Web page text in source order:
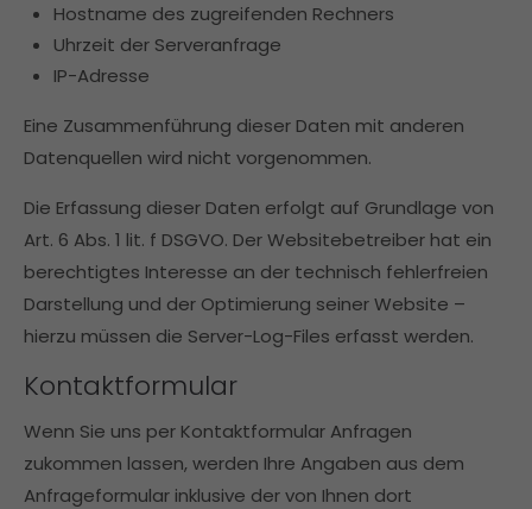
Hostname des zugreifenden Rechners
Uhrzeit der Serveranfrage
IP-Adresse
Eine Zusammenführung dieser Daten mit anderen
Datenquellen wird nicht vorgenommen.
Die Erfassung dieser Daten erfolgt auf Grundlage von
Art. 6 Abs. 1 lit. f DSGVO. Der Websitebetreiber hat ein
berechtigtes Interesse an der technisch fehlerfreien
Darstellung und der Optimierung seiner Website –
hierzu müssen die Server-Log-Files erfasst werden.
Kontaktformular
Wenn Sie uns per Kontaktformular Anfragen
zukommen lassen, werden Ihre Angaben aus dem
Anfrageformular inklusive der von Ihnen dort